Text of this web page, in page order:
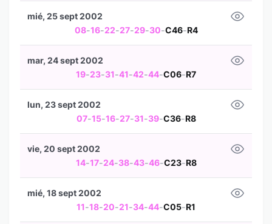
08-16-22-27-29-30-C46-R4
mié, 25 sept 2002
19-23-31-41-42-44-C06-R7
mar, 24 sept 2002
07-15-16-27-31-39-C36-R8
lun, 23 sept 2002
14-17-24-38-43-46-C23-R8
vie, 20 sept 2002
11-18-20-21-34-44-C05-R1
mié, 18 sept 2002